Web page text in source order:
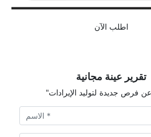
اطلب الآن
تقرير عينة مجانية